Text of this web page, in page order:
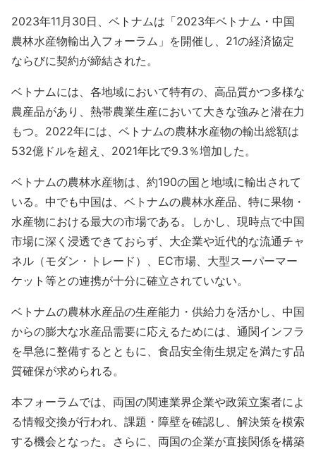
2023年11月30日、ベトナムは「2023年ベトナム・中国
農林水産物輸出入フォーラム」を開催し、21の経済協定
ならびに契約が締結された。
ベトナムには、各地域において特有の、高品質かつ多様な
農産品があり、熱帯農業生産において大きな強みと潜在力
もつ。2022年には、ベトナムの農林水産物の輸出総額は
532億ドルを超え、2021年比で9.3％増加した。
ベトナムの農林水産物は、約190の国と地域に輸出されて
いる。中でも中国は、ベトナムの農林水産品、特に果物・
水産物における最大の市場である。しかし、現時点で中国
市場に深く浸透できておらず、大企業や近代的な流通チャ
ネル（モダン・トレード）、EC市場、大型スーパーマー
ケット等との連携が十分に確立されていない。
ベトナムの農林水産品の生産能力・供給力を活かし、中国
からの膨大な水産品需要に応えるためには、通関インフラ
を早急に整備するとともに、食品安全衛生規定を満たす品
質確保が求められる。
本フォーラムでは、両国の関連業界企業や政策立案者によ
る情報交換が行われ、課題・障壁を確認し、解決策を模索
する機会となった。さらに、両国の企業が直接関係を構築